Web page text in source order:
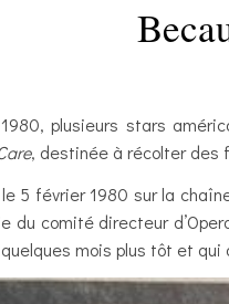
plusieurs stars
, destinée à récolter des
5 février 1980 sur la
du comité directeur
mois plus tôt et